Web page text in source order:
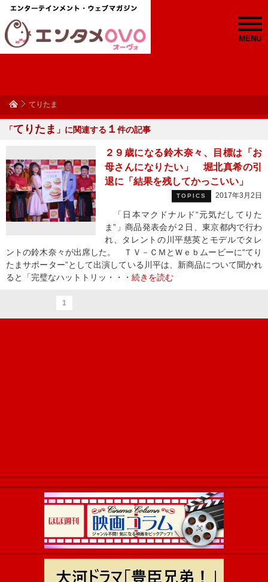
MENU
てりたま
「てりたま 」に関連する １ 件の記事
２９歳になる鈴木奈々、目標は「お
母さんになりたい」 堀北真希の引
退に「結果を残してかっこいい」
TOPICS 2017年3月2日
「日本マクドナルド“元気だしてりた
ま”」商品発表会が２日、東京都内で行わ
れ、タレントの川平慈英とモデルでタレ
ントの鈴木奈々が出席した。 ＴＶ－ＣＭとＷｅｂムービーに“てり
たまサポーター”として出演している川平は、新商品について聞かれ
ると「完璧なハットトリッ・・・ 続きを読む
1